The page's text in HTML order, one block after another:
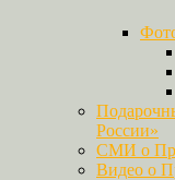
России»
СМИ о
Видео о